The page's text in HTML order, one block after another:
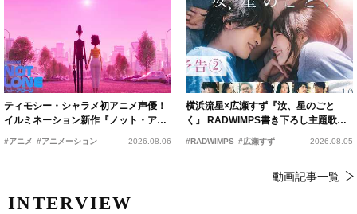
ティモシー・シャラメ初アニメ声優！
イルミネーション新作『ノット・アロ
#アニメ #アニメーション 2026.08.06
横浜流星×広瀬すず『汝、星のごと
く』 RADWIMPS書き下ろし主題歌が
15年の愛を切なく彩る
#RADWIMPS #広瀬すず 2026.08.05
動画記事一覧
INTERVIEW